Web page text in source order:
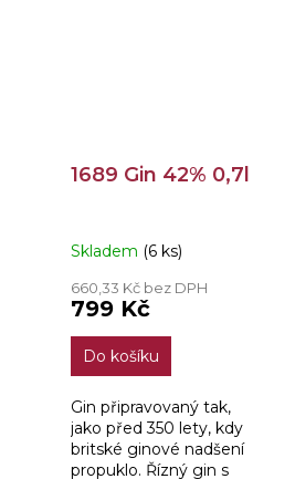
1689 Gin 42% 0,7l
Skladem (6 ks)
660,33 Kč bez DPH
799 Kč
Do košíku
Gin připravovaný tak,
jako před 350 lety, kdy
britské ginové nadšení
propuklo. Řízný gin s